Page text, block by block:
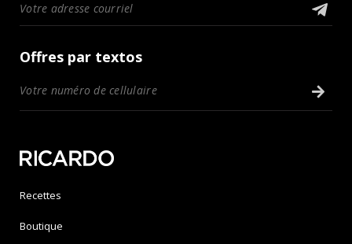
Offres par textos
Recettes
Boutique